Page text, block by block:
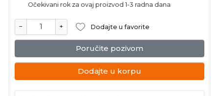
Očekivani rok za ovaj proizvod 1-3 radna dana
− + Dodajte u favorite
Poručite pozivom
Dodajte u korpu